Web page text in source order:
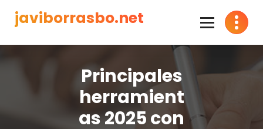
javiborrasbo.net
Principales
herramient
as 2025 con